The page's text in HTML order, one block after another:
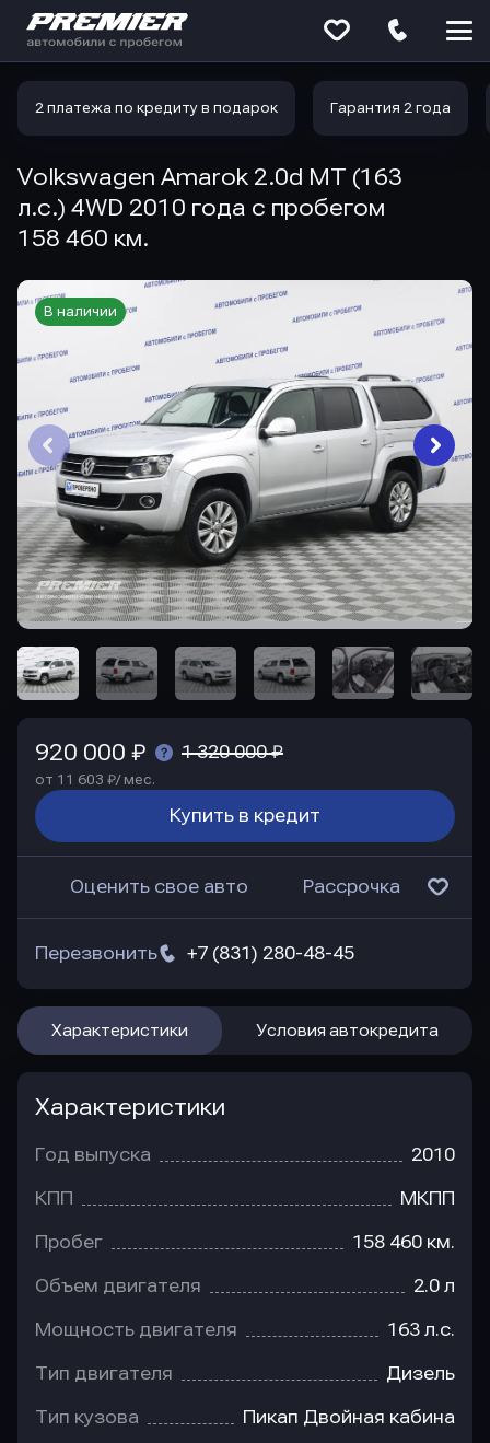
2 платежа по кредиту в подарок Гарантия 2 года
Volkswagen Amarok 2.0d MT (163
л.с.) 4WD 2010 года с пробегом
158 460 км.
В наличии
920 000 ₽ 1 320 000 ₽
от 11 603 ₽/ мес.
Купить в кредит
Оценить свое авто Рассрочка
+7 (831) 280-48-45
Перезвонить
Характеристики Условия автокредита
Характеристики
Год выпуска 2010
КПП МКПП
Пробег 158 460 км.
Объем двигателя 2.0 л
Мощность двигателя 163 л.с.
Тип двигателя Дизель
Тип кузова Пикап Двойная кабина